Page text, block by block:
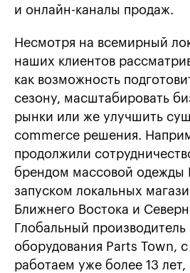
и онлайн-каналы продаж.
Несмотря на всемирный
наших клиентов
как возможность
сезону, масштабировать
рынки или же улучшить
commerce решения.
продолжили
брендом массовой одежды
запуском локальных
Ближнего Востока и
Глобальный
оборудования Parts Town,
работаем уже более 13 лет,